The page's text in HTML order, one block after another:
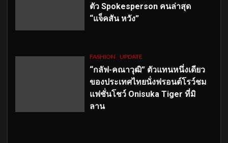
ตัว Spokesperson คนล่าสุด
“แจ็คสัน หวัง”
FASHION UPDATE
“กลัฟ-คณาวุฒิ” ตัวแทนหนึ่งเดียว
ของประเทศไทยนั่งฟรอนต์โรว์ชม
แฟชั่นโชว์ Onisuka Tiger ที่มิ
ลาน